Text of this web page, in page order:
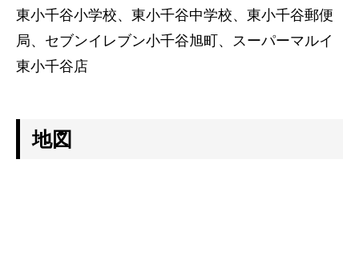
会社概要
CSR
SDGs
インターンシップのご案内
東小千谷小学校、東小千谷中学校、東小千谷郵便
局、セブンイレブン小千谷旭町、スーパーマルイ
東小千谷店
地図